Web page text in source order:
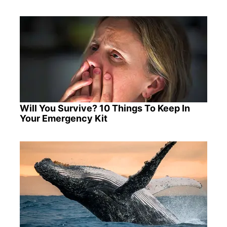
Will You Survive? 10 Things To Keep In
Your Emergency Kit